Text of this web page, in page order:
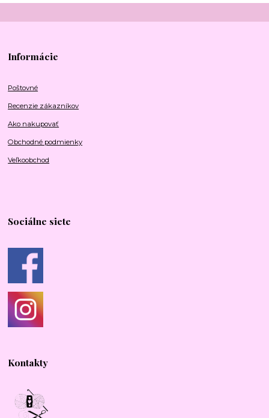
Informácie
Poštovné
Recenzie zákazníkov
Ako nakupovať
Obchodné podmienky
Veľkoobchod
Sociálne siete
Kontakty